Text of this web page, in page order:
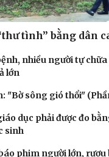
tình” bằng dân
nhiều người tự
lớn
"Bờ sông gió thổi"
dục phải được đo
sinh
phim người lớn,